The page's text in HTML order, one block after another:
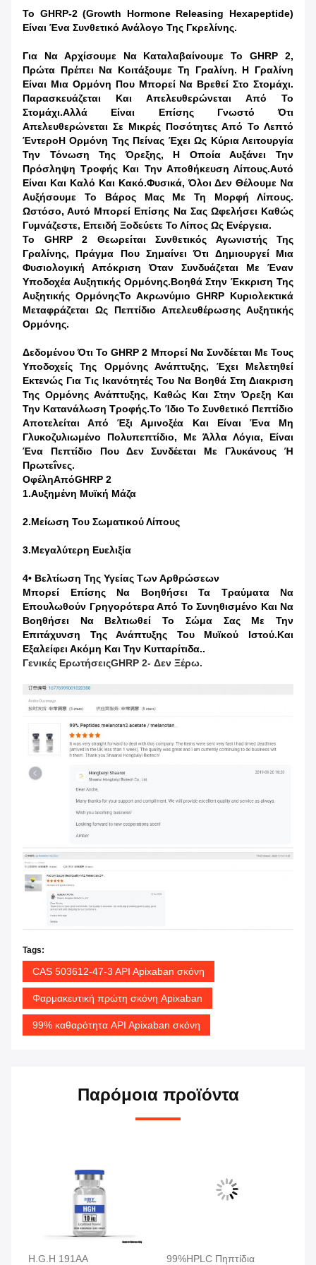
Το GHRP-2 (Growth Hormone Releasing Hexapeptide)
Είναι Ένα Συνθετικό Ανάλογο Της Γκρελίνης.
Για Να Αρχίσουμε Να Καταλαβαίνουμε Το GHRP 2,
Πρώτα Πρέπει Να Κοιτάξουμε Τη Γραλίνη. Η Γραλίνη
Είναι Μια Ορμόνη Που Μπορεί Να Βρεθεί Στο Στομάχι.
Παρασκευάζεται Και Απελευθερώνεται Από Το
Στομάχι.αλλά Είναι Επίσης Γνωστό Ότι
Απελευθερώνεται Σε Μικρές Ποσότητες Από Το Λεπτό
ΈντεροΗ Ορμόνη Της Πείνας Έχει Ως Κύρια Λειτουργία
Την Τόνωση Της Όρεξης, Η Οποία Αυξάνει Την
Πρόσληψη Τροφής Και Την Αποθήκευση Λίπους.Αυτό
Είναι Και Καλό Και Κακό.Φυσικά, Όλοι Δεν Θέλουμε Να
Αυξήσουμε Το Βάρος Μας Με Τη Μορφή Λίπους.
Ωστόσο, Αυτό Μπορεί Επίσης Να Σας Ωφελήσει Καθώς
Γυμνάζεστε, Επειδή Ξοδεύετε Το Λίπος Ως Ενέργεια.
Το GHRP 2 Θεωρείται Συνθετικός Αγωνιστής Της
Γραλίνης, Πράγμα Που Σημαίνει Ότι Δημιουργεί Μια
Φυσιολογική Απόκριση Όταν Συνδυάζεται Με Έναν
Υποδοχέα Αυξητικής Ορμόνης.Βοηθά Στην Έκκριση Της
Αυξητικής ΟρμόνηςΤο Ακρωνύμιο GHRP Κυριολεκτικά
Μεταφράζεται Ως Πεπτίδιο Απελευθέρωσης Αυξητικής
Ορμόνης.
Δεδομένου Ότι Το GHRP 2 Μπορεί Να Συνδέεται Με Τους
Υποδοχείς Της Ορμόνης Ανάπτυξης, Έχει Μελετηθεί
Εκτενώς Για Τις Ικανότητές Του Να Βοηθά Στη Διακριση
Της Ορμόνης Ανάπτυξης, Καθώς Και Στην Όρεξη Και
Την Κατανάλωση Τροφής.Το Ίδιο Το Συνθετικό Πεπτίδιο
Αποτελείται Από Έξι Αμινοξέα Και Είναι Ένα Μη
Γλυκοζυλιωμένο Πολυπεπτίδιο, Με Άλλα Λόγια, Είναι
Ένα Πεπτίδιο Που Δεν Συνδέεται Με Γλυκάνους Ή
Πρωτεΐνες.
ΟφέληΑπόGHRP 2
1.Αυξημένη Μυϊκή Μάζα
2.Μείωση Του Σωματικού Λίπους
3.Μεγαλύτερη Ευελιξία
4• Βελτίωση Της Υγείας Των Αρθρώσεων
Μπορεί Επίσης Να Βοηθήσει Τα Τραύματα Να
Επουλωθούν Γρηγορότερα Από Το Συνηθισμένο Και Να
Βοηθήσει Να Βελτιωθεί Το Σώμα Σας Με Την
Επιτάχυνση Της Ανάπτυξης Του Μυϊκού Ιστού.και
Εξαλείφει Ακόμη Και Την Κυτταρίτιδα..
Γενικές ΕρωτήσειςGHRP 2- Δεν Ξέρω.
Tags:
CAS 503612-47-3 API Apixaban σκόνη
Φαρμακευτική πρώτη σκόνη Apixaban
99% καθαρότητα API Apixaban σκόνη
Παρόμοια προϊόντα
H.G.H 191AA
99%HPLC Πηπτίδια